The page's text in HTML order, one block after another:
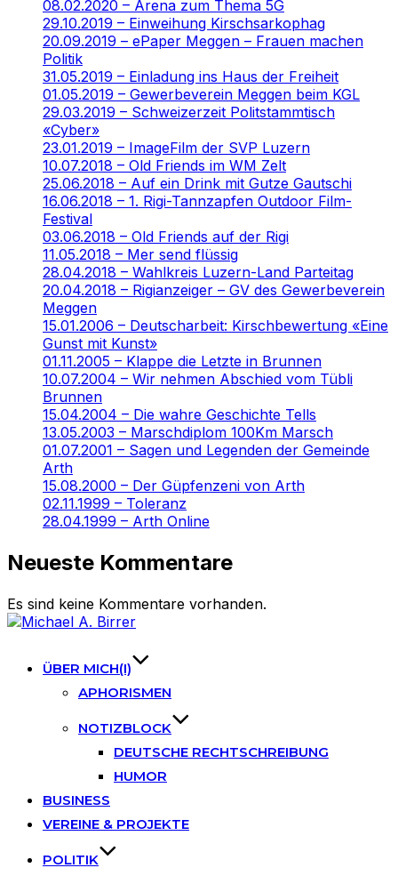
08.02.2020 – Arena zum Thema 5G
29.10.2019 – Einweihung Kirschsarkophag
20.09.2019 – ePaper Meggen – Frauen machen
Politik
31.05.2019 – Einladung ins Haus der Freiheit
01.05.2019 – Gewerbeverein Meggen beim KGL
29.03.2019 – Schweizerzeit Politstammtisch
«Cyber»
23.01.2019 – ImageFilm der SVP Luzern
10.07.2018 – Old Friends im WM Zelt
25.06.2018 – Auf ein Drink mit Gutze Gautschi
16.06.2018 – 1. Rigi-Tannzapfen Outdoor Film-
Festival
03.06.2018 – Old Friends auf der Rigi
11.05.2018 – Mer send flüssig
28.04.2018 – Wahlkreis Luzern-Land Parteitag
20.04.2018 – Rigianzeiger – GV des Gewerbeverein
Meggen
15.01.2006 – Deutscharbeit: Kirschbewertung «Eine
Gunst mit Kunst»
01.11.2005 – Klappe die Letzte in Brunnen
10.07.2004 – Wir nehmen Abschied vom Tübli
Brunnen
15.04.2004 – Die wahre Geschichte Tells
13.05.2003 – Marschdiplom 100Km Marsch
01.07.2001 – Sagen und Legenden der Gemeinde
Arth
15.08.2000 – Der Güpfenzeni von Arth
02.11.1999 – Toleranz
28.04.1999 – Arth Online
Neueste Kommentare
Es sind keine Kommentare vorhanden.
Skip
ÜBER MICH(I)
APHORISMEN
NOTIZBLOCK
DEUTSCHE RECHTSCHREIBUNG
HUMOR
BUSINESS
VEREINE & PROJEKTE
POLITIK